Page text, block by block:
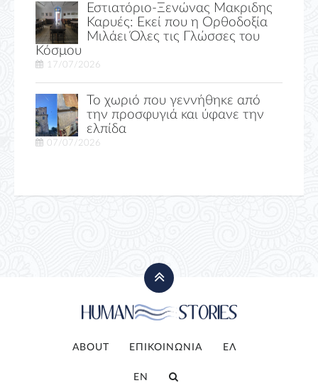
Εστιατόριο-Ξενώνας Μακριδης
Καρυές: Εκεί που η Ορθοδοξία
Μιλάει Όλες τις Γλώσσες του
Κόσμου
17/07/2026
Το χωριό που γεννήθηκε από
την προσφυγιά και ύφανε την
ελπίδα
07/07/2026
ABOUT ΕΠΙΚΟΙΝΩΝΙΑ ΕΛ
EN